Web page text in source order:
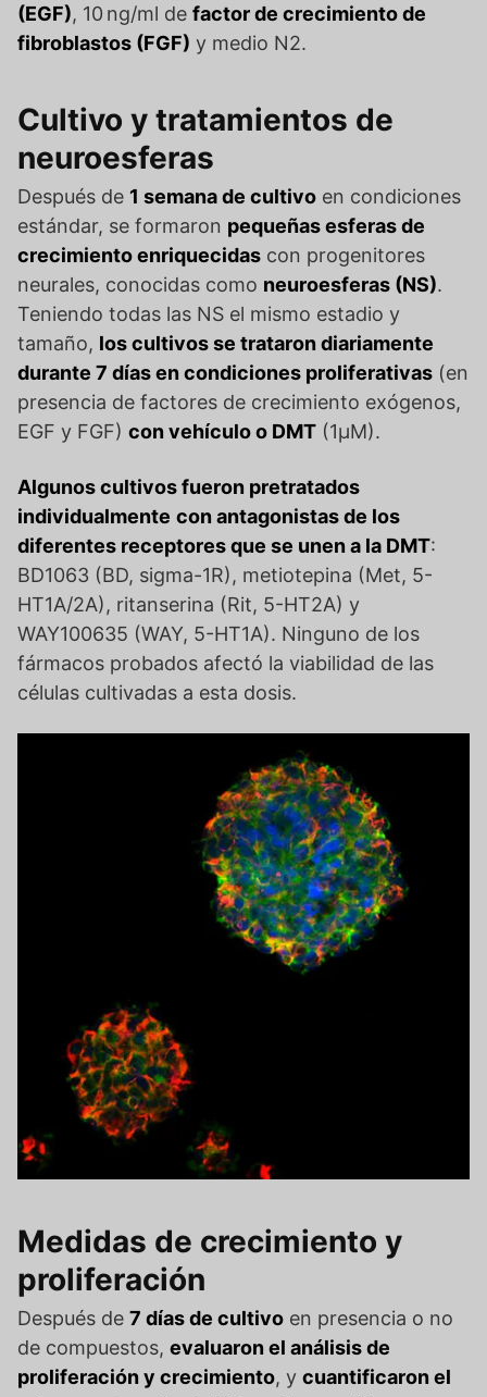
(EGF), 10 ng/ml de factor de crecimiento de
fibroblastos (FGF) y medio N2.
Cultivo y tratamientos de
neuroesferas
Después de 1 semana de cultivo en condiciones
estándar, se formaron pequeñas esferas de
crecimiento enriquecidas con progenitores
neurales, conocidas como neuroesferas (NS).
Teniendo todas las NS el mismo estadio y
tamaño, los cultivos se trataron diariamente
durante 7 días en condiciones proliferativas (en
presencia de factores de crecimiento exógenos,
EGF y FGF) con vehículo o DMT (1μM).
Algunos cultivos fueron pretratados
individualmente con antagonistas de los
diferentes receptores que se unen a la DMT:
BD1063 (BD, sigma-1R), metiotepina (Met, 5-
HT1A/2A), ritanserina (Rit, 5-HT2A) y
WAY100635 (WAY, 5-HT1A). Ninguno de los
fármacos probados afectó la viabilidad de las
células cultivadas a esta dosis.
Medidas de crecimiento y
proliferación
Después de 7 días de cultivo en presencia o no
de compuestos, evaluaron el análisis de
proliferación y crecimiento, y cuantificaron el